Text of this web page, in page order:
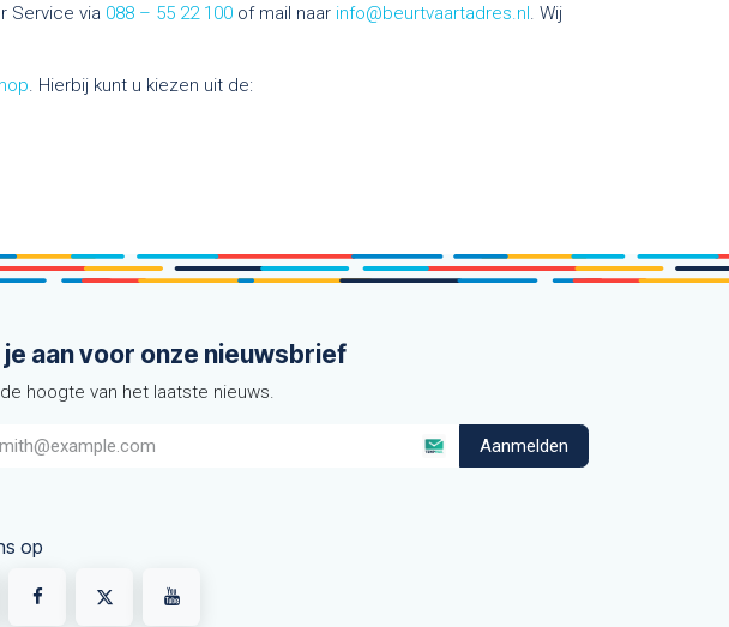
Service via 088 – 55 22 100 of mail naar info@beurtvaartadres.nl. Wij
. Hierbij kunt u kiezen uit de:
je aan voor onze nieuwsbrief
hoogte van het laatste nieuws.
Aanmelden
op